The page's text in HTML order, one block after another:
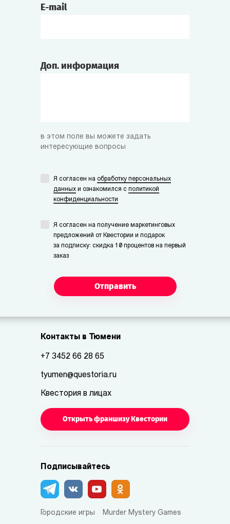
E-mail
Доп. информация
в этом поле вы можете задать
интересующие вопросы
Я согласен на обработку персональных
данных и ознакомился с политикой
конфиденциальности
Я согласен на получение маркетинговых
предложений от Квестории и подарок
за подписку: скидка 10 процентов на первый
заказ
Отправить
Контакты в Тюмени
+7 3452 66 28 65
tyumen@questoria.ru
Квестория в лицах
Открыть франшизу Квестории
Подписывайтесь
Городские игры Murder Mystery Games